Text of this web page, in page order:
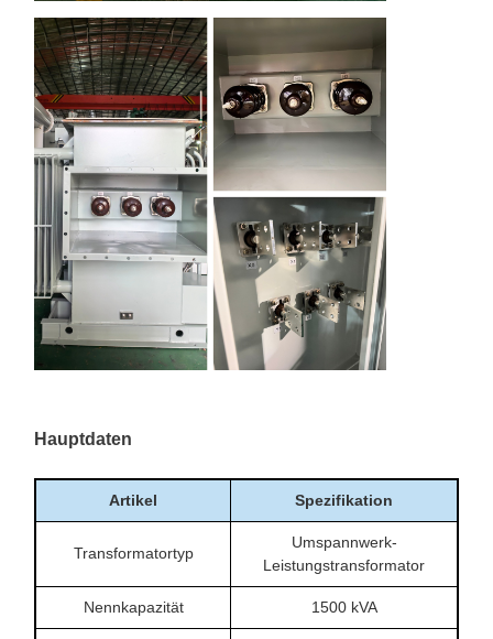
Hauptdaten
Artikel Spezifikation
Transformatortyp
Umspannwerk-
Leistungstransformator
Nennkapazität 1500 kVA